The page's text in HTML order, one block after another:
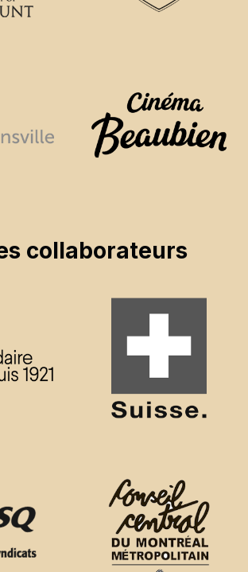
collaborateurs